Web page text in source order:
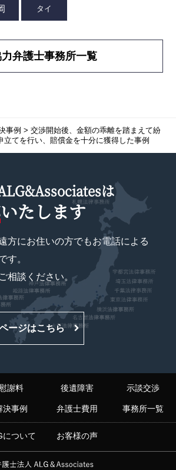
弁護士事務所一覧
事例 > 交渉開始後、金額の乖離を踏まえて紛
立てを行い、賠償金を十分に獲得した事例
は
いたします
方にお住いの方でもお電話による
す。
相談ください。
ージはこちら
謝料 後遺障害 示談交渉
決事例 弁護士費用 事務所一覧
について お客様の声